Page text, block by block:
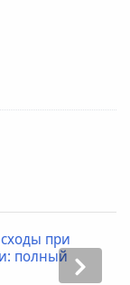
при
полный